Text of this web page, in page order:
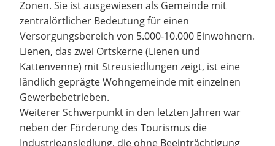
Zonen. Sie ist ausgewiesen als Gemeinde mit
zentralörtlicher Bedeutung für einen
Versorgungsbereich von 5.000-10.000 Einwohnern.
Lienen, das zwei Ortskerne (Lienen und
Kattenvenne) mit Streusiedlungen zeigt, ist eine
ländlich geprägte Wohngemeinde mit einzelnen
Gewerbebetrieben.
Weiterer Schwerpunkt in den letzten Jahren war
neben der Förderung des Tourismus die
Industrieansiedlung, die ohne Beeinträchtigung